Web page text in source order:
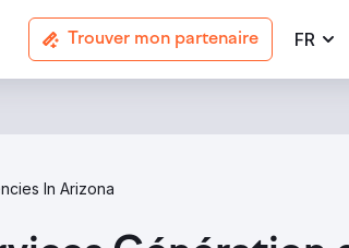
Trouver mon partenaire FR
In Arizona